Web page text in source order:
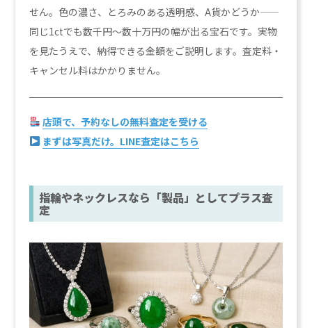
せん。色の濃さ、とろみのある透明感、A貨かどうか——
同じ1ctでも数千円〜数十万円の幅が出る宝石です。実物
を見たうえで、納得できる金額をご説明します。査定料・
キャンセル料はかかりません。
店頭で、予約なしの無料査定を受ける
まずは写真だけ。LINE査定はこちら
指輪やネックレスなら「製品」としてプラス査
定